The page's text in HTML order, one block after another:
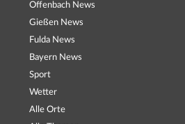
Offenbach News
Gießen News
Fulda News
Bayern News
Sport
Wetter
Alle Orte